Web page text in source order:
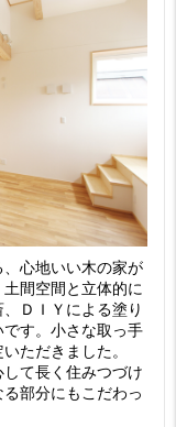
心地いい木の家が
間空間と立体的に
ＤＩＹによる塗り
す。小さな取っ手
ただきました。
して長く住みつづけ
部分にもこだわっ